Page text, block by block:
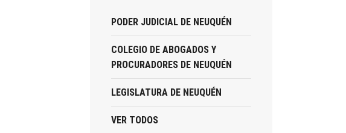
PODER JUDICIAL DE NEUQUÉN
COLEGIO DE ABOGADOS Y
PROCURADORES DE NEUQUÉN
LEGISLATURA DE NEUQUÉN
VER TODOS